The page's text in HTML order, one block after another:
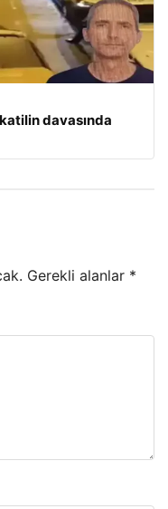
davasında
Gerekli alanlar *